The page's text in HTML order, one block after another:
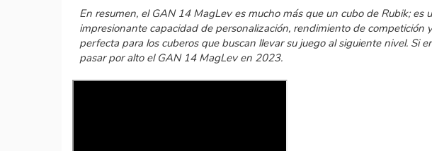
En resumen, el GAN 14 MagLev es mucho más que un cubo de Rubik; es
impresionante capacidad de personalización, rendimiento de competición
perfecta para los cuberos que buscan llevar su juego al siguiente nivel. Si
pasar por alto el GAN 14 MagLev en 2023.